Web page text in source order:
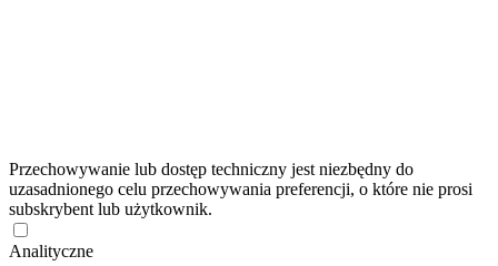
Przechowywanie lub dostęp techniczny jest niezbędny do
uzasadnionego celu przechowywania preferencji, o które nie prosi
subskrybent lub użytkownik.
Analityczne